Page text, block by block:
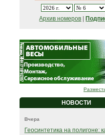
Архив номеров
НОВОСТИ
Вчера
Геосинтетика на полигоне: